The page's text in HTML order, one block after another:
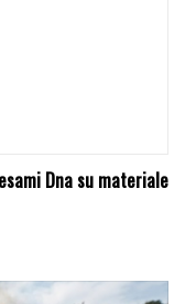
Dna su materiale